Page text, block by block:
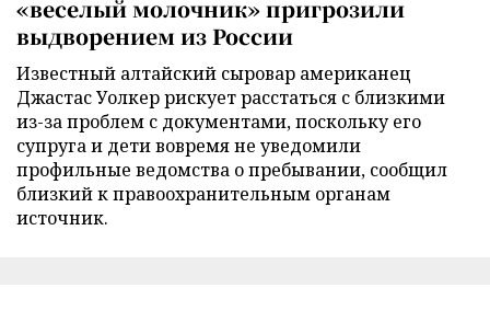
«веселый молочник» пригрозили
выдворением из России
Известный алтайский сыровар американец
Джастас Уолкер рискует расстаться с близкими
из-за проблем с документами, поскольку его
супруга и дети вовремя не уведомили
профильные ведомства о пребывании, сообщил
близкий к правоохранительным органам
источник.